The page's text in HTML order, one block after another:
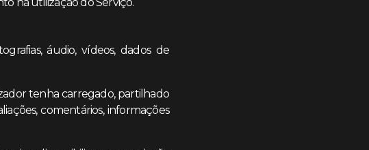
áudio, vídeos, dados de
tenha carregado, partilhado
comentários, informações